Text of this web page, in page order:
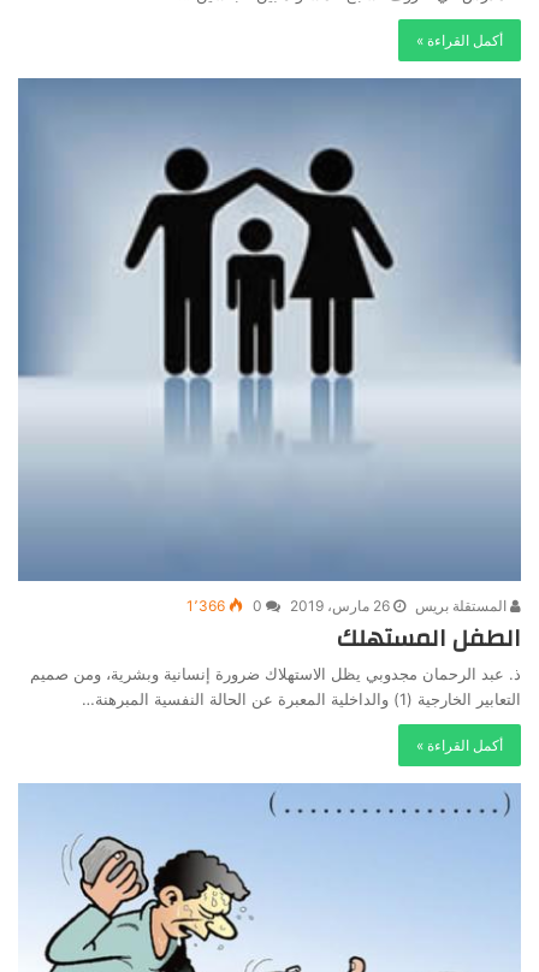
أكمل القراءة »
المستقلة بريس 26 مارس، 2019 0 1٬366
الطفل المستهلك
ذ. عبد الرحمان مجدوبي يظل الاستهلاك ضرورة إنسانية وبشرية، ومن صميم
التعابير الخارجية (1) والداخلية المعبرة عن الحالة النفسية المبرهنة…
أكمل القراءة »